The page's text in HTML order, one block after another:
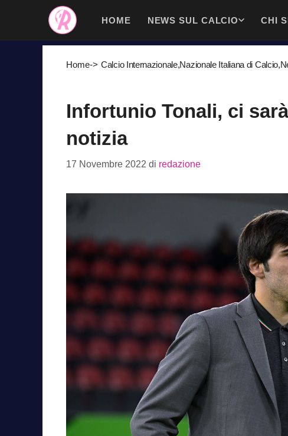
contenuto
HOME NEWS SUL CALCIO CHI
Home-> Calcio Internazionale,Nazionale Italiana di Calcio,
Infortunio Tonali, ci
notizia
17 Novembre 2022 di redazione